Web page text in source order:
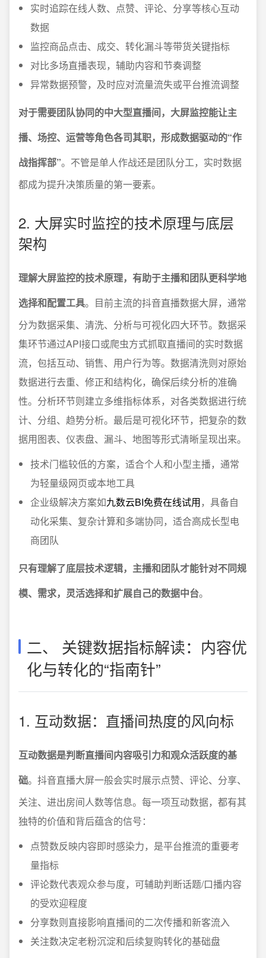
实时追踪在线人数、点赞、评论、分享等核心互动
数据
监控商品点击、成交、转化漏斗等带货关键指标
对比多场直播表现，辅助内容和节奏调整
异常数据预警，及时应对流量流失或平台推流调整
对于需要团队协同的中大型直播间，大屏监控能让主
播、场控、运营等角色各司其职，形成数据驱动的“作
战指挥部”。不管是单人作战还是团队分工，实时数据
都成为提升决策质量的第一要素。
2. 大屏实时监控的技术原理与底层
架构
理解大屏监控的技术原理，有助于主播和团队更科学地
选择和配置工具。目前主流的抖音直播数据大屏，通常
分为数据采集、清洗、分析与可视化四大环节。数据采
集环节通过API接口或爬虫方式抓取直播间的实时数据
流，包括互动、销售、用户行为等。数据清洗则对原始
数据进行去重、修正和结构化，确保后续分析的准确
性。分析环节则建立多维指标体系，对各类数据进行统
计、分组、趋势分析。最后是可视化环节，把复杂的数
据用图表、仪表盘、漏斗、地图等形式清晰呈现出来。
技术门槛较低的方案，适合个人和小型主播，通常
为轻量级网页或本地工具
企业级解决方案如九数云BI免费在线试用，具备自
动化采集、复杂计算和多端协同，适合高成长型电
商团队
只有理解了底层技术逻辑，主播和团队才能针对不同规
模、需求，灵活选择和扩展自己的数据中台。
二、 关键数据指标解读：内容优
化与转化的“指南针”
1. 互动数据：直播间热度的风向标
互动数据是判断直播间内容吸引力和观众活跃度的基
础。抖音直播大屏一般会实时展示点赞、评论、分享、
关注、进出房间人数等信息。每一项互动数据，都有其
独特的价值和背后蕴含的信号：
点赞数反映内容即时感染力，是平台推流的重要考
量指标
评论数代表观众参与度，可辅助判断话题/口播内容
的受欢迎程度
分享数则直接影响直播间的二次传播和新客流入
关注数决定老粉沉淀和后续复购转化的基础盘